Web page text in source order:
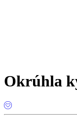
Okrúhla